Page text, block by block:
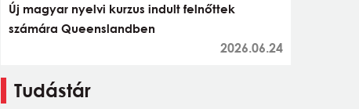
Új magyar nyelvi kurzus indult felnőttek
számára Queenslandben
2026.06.24
Tudástár